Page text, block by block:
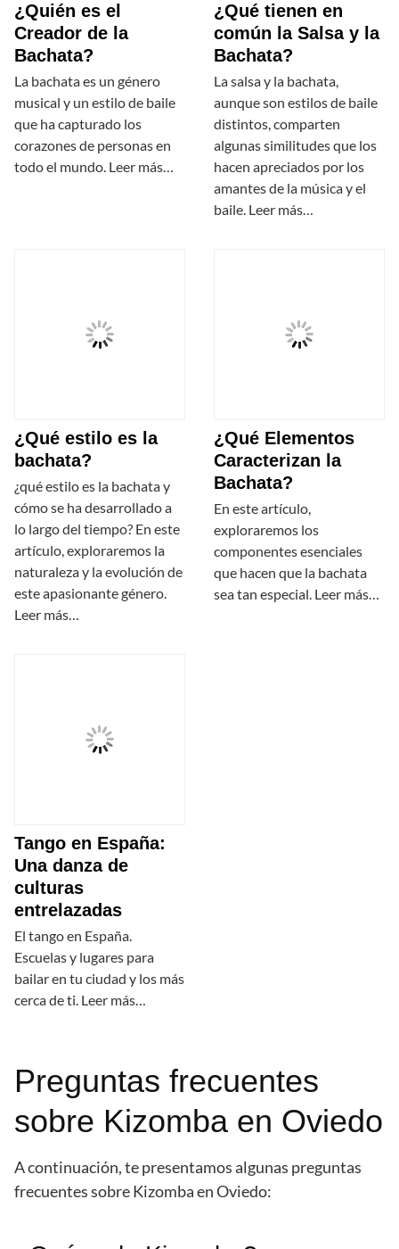
¿Quién es el
Creador de la
Bachata?
La bachata es un género
musical y un estilo de baile
que ha capturado los
corazones de personas en
todo el mundo. Leer más…
¿Qué tienen en
común la Salsa y la
Bachata?
La salsa y la bachata,
aunque son estilos de baile
distintos, comparten
algunas similitudes que los
hacen apreciados por los
amantes de la música y el
baile. Leer más…
¿Qué estilo es la
bachata?
¿qué estilo es la bachata y
cómo se ha desarrollado a
lo largo del tiempo? En este
artículo, exploraremos la
naturaleza y la evolución de
este apasionante género.
Leer más…
¿Qué Elementos
Caracterizan la
Bachata?
En este artículo,
exploraremos los
componentes esenciales
que hacen que la bachata
sea tan especial. Leer más…
Tango en España:
Una danza de
culturas
entrelazadas
El tango en España.
Escuelas y lugares para
bailar en tu ciudad y los más
cerca de ti. Leer más…
Preguntas frecuentes
sobre Kizomba en Oviedo
A continuación, te presentamos algunas preguntas
frecuentes sobre Kizomba en Oviedo: